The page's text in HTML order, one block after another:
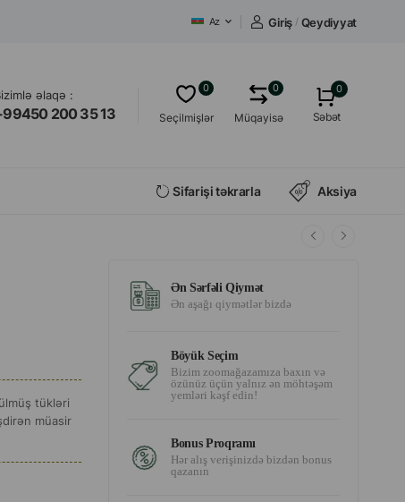
Az Giriş / Qeydiyyat
əlaqə :
200 35 13 Seçilmişlər
0
Müqayisə
0 0
Səbət
Sifarişi təkrarla Aksiya
tükləri
müasir
Ən Sərfəli Qiymət
Ən aşağı qiymətlər bizdə
Böyük Seçim
Bizim zoomağazamıza baxın və
özünüz üçün yalnız ən möhtəşəm
yemləri kəşf edin!
Bonus Proqramı
Hər alış verişinizdə bizdən bonus
qazanın